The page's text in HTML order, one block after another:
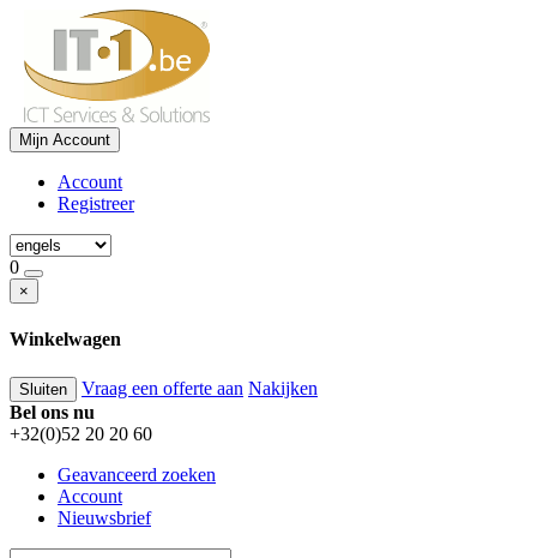
Mijn Account
Account
Registreer
0
×
Winkelwagen
Sluiten Vraag een offerte aan Nakijken
Bel ons nu
+32(0)52 20 20 60
Geavanceerd zoeken
Account
Nieuwsbrief